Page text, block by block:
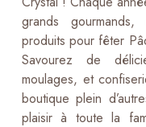
grands
produits pour fêter
Savourez de
moulages, et
boutique plein
plaisir à toute la